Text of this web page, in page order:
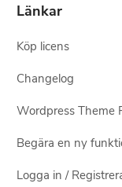
Länkar
Köp licens
Changelog
Wordpress Theme
Begära en ny
Logga in /